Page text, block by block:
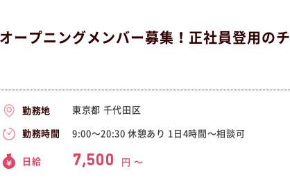
ープニングメンバー募集！正社員登用のチ
勤務地 東京都 千代田区
勤務時間 9:00〜20:30 休憩あり 1日4時間〜相談可
日給 7,500 円 〜